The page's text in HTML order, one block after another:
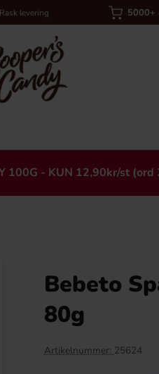
Rask levering 5000+
100G - KUN 12,90kr/st (ord
Bebeto
80g
Artikelnummer: 25624